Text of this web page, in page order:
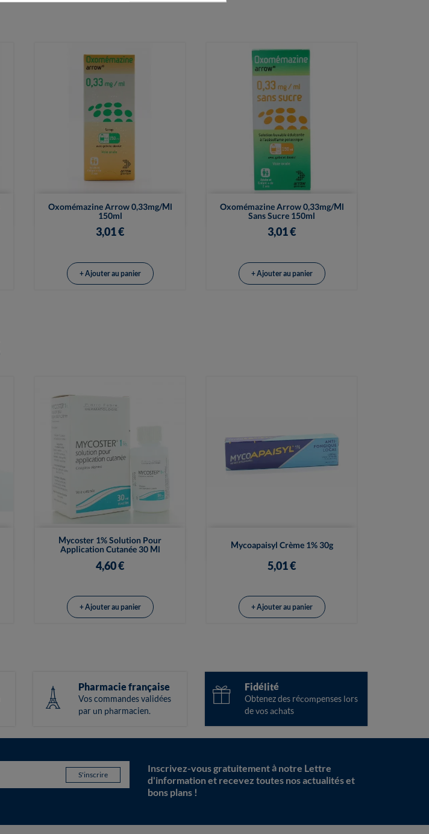
Oxomémazine Arrow 0,33mg/ml
150ml
3,01 €
Vue rapide
+ Ajouter au panier
Oxomémazine Arrow 0,33mg/ml
Sans Sucre 150ml
3,01 €
Vue rapide
+ Ajouter au panier
Mycoster 1% Solution Pour
Application Cutanée 30 Ml
4,60 €
 Vue rapide
+ Ajouter au panier
Mycoapaisyl Crème 1% 30g
5,01 €
Vue rapide
+ Ajouter au panier
Pharmacie française
Vos commandes validées
par un pharmacien.
Fidélité
Obtenez des récompenses lors
de vos achats
Inscrivez-vous gratuitement à notre Lettre
d'information et recevez toutes nos actualités et
bons plans !